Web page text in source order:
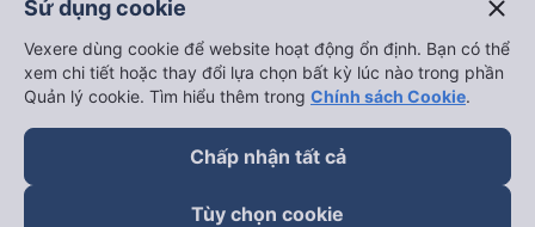
Sử dụng cookie close
Vexere dùng cookie để website hoạt động ổn định. Bạn có thể
xem chi tiết hoặc thay đổi lựa chọn bất kỳ lúc nào trong phần
Quản lý cookie. Tìm hiểu thêm trong Chính sách Cookie.
Chấp nhận tất cả
Tùy chọn cookie